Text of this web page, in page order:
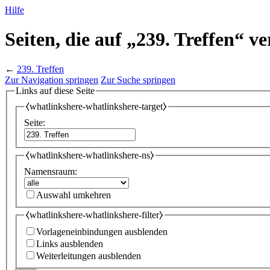
Hilfe
Seiten, die auf „239. Treffen“
← 239. Treffen
Zur Navigation springen Zur Suche springen
Links auf diese Seite
⧼whatlinkshere-whatlinkshere-target⧽
Seite:
⧼whatlinkshere-whatlinkshere-ns⧽
Namensraum:
Auswahl umkehren
⧼whatlinkshere-whatlinkshere-filter⧽
Vorlageneinbindungen ausblenden
Links ausblenden
Weiterleitungen ausblenden